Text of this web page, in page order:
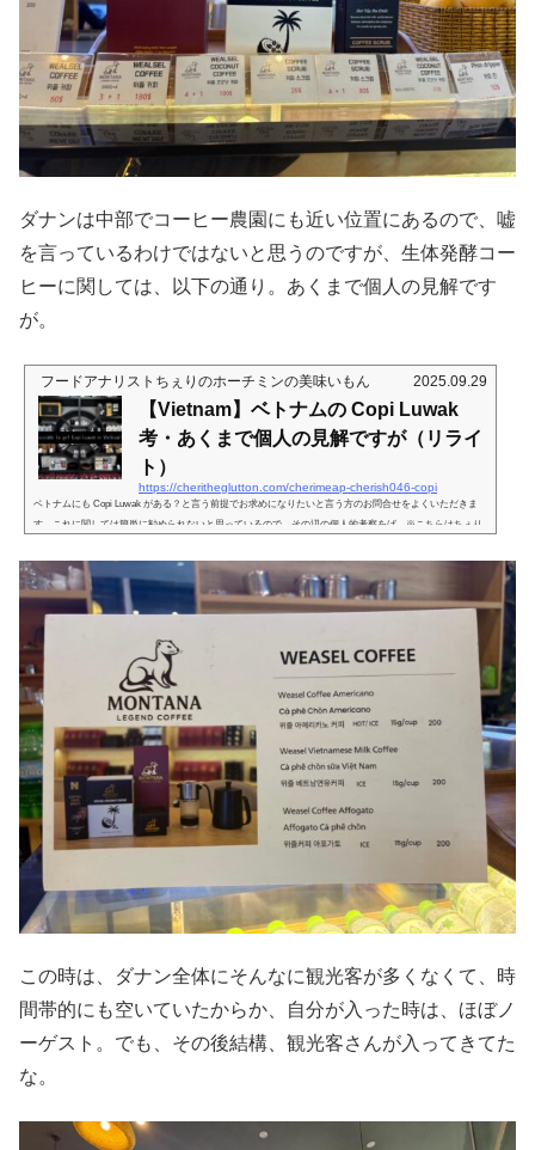
ダナンは中部でコーヒー農園にも近い位置にあるので、嘘
を言っているわけではないと思うのですが、生体発酵コー
ヒーに関しては、以下の通り。あくまで個人の見解です
が。
フードアナリストちぇりのホーチミンの美味いもん 2025.09.29
【Vietnam】ベトナムの Copi Luwak
考・あくまで個人の見解ですが（リライ
ト）
https://cheritheglutton.com/cherimeap-cherish046-copi
ベトナムにも Copi Luwak がある？と言う前提でお求めになりたいと言う方のお問合せをよくいただきま
す。これに関しては簡単に勧められないと思っているので、その辺の個人的考察をば。※こちらはちぇり
wak＝ジャコウネコを介して生産されたコーヒー。介して、と言うのは、ジャコウネコがコーヒーの実を
食べ、未消化のまま糞と一緒に排泄されたタネの部分＝コーヒー豆を」用いたコーヒーだから。消化プロ
セスにおける発酵作用がまめに...
この時は、ダナン全体にそんなに観光客が多くなくて、時
間帯的にも空いていたからか、自分が入った時は、ほぼノ
ーゲスト。でも、その後結構、観光客さんが入ってきてた
な。